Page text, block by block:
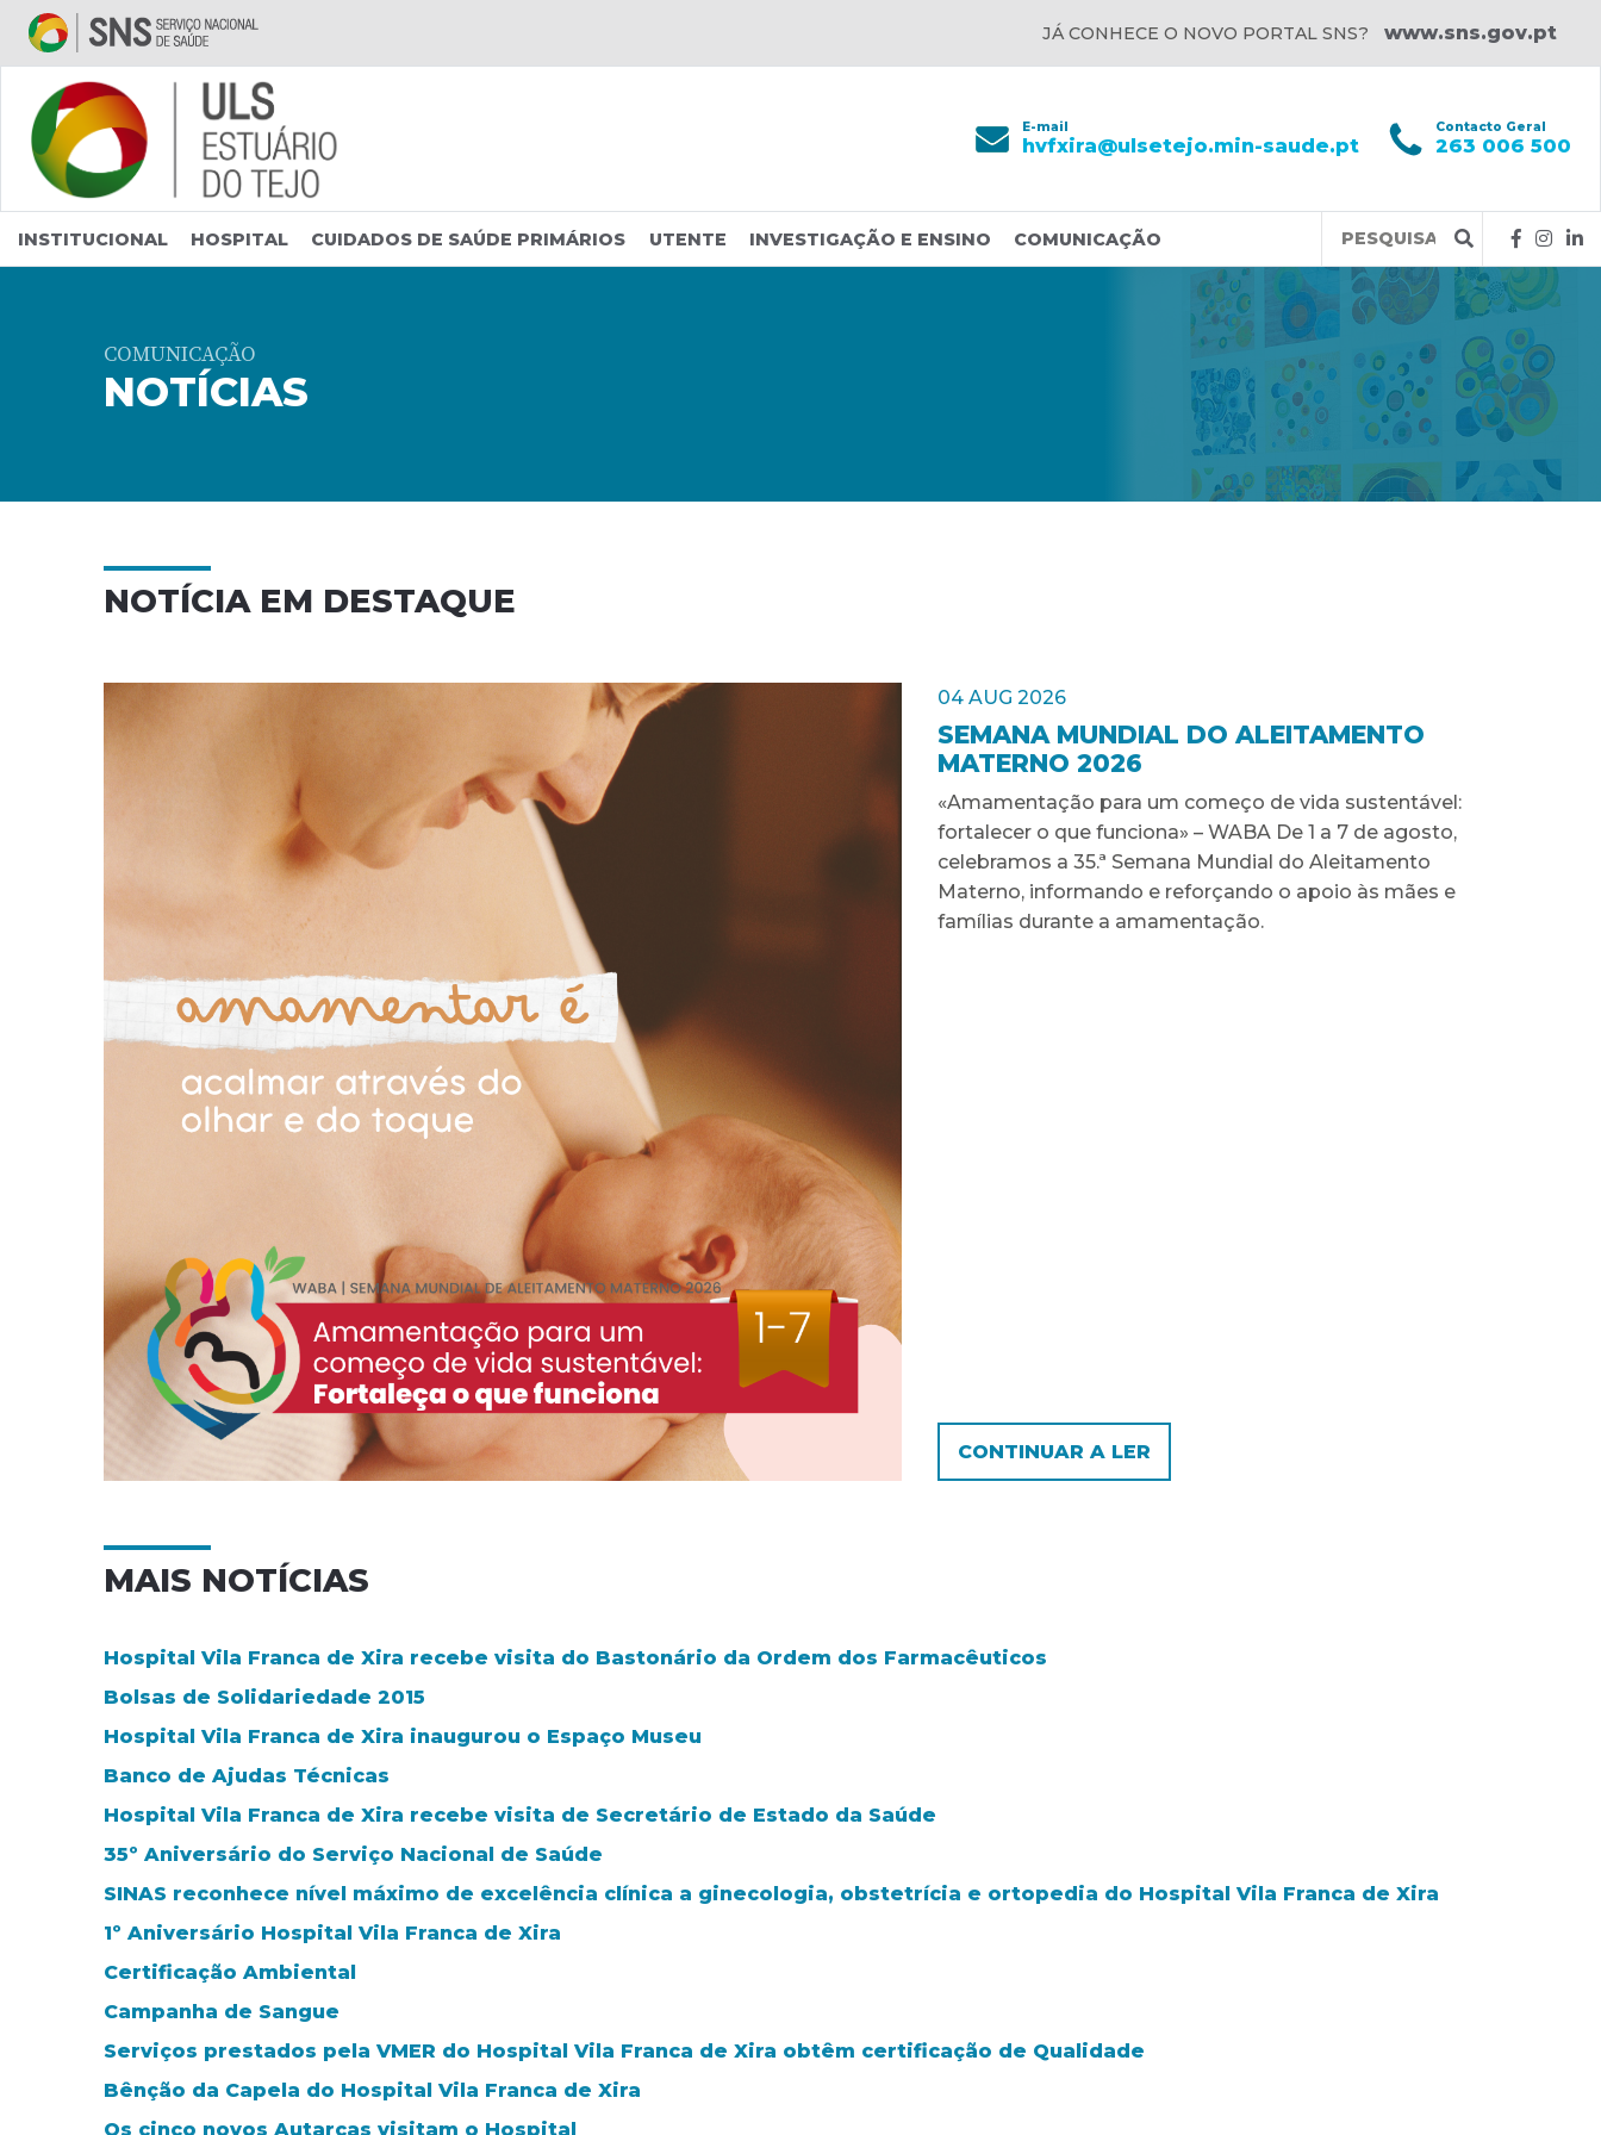
Saltar para conteúdo principal
JÁ CONHECE O NOVO PORTAL SNS? www.sns.gov.pt
E-mail
hvfxira@ulsetejo.min-saude.pt
Contacto Geral
263 006 500
INSTITUCIONAL HOSPITAL CUIDADOS DE SAÚDE PRIMÁRIOS UTENTE INVESTIGAÇÃO E ENSINO COMUNICAÇÃO
Query
COMUNICAÇÃO
NOTÍCIAS
NOTÍCIA EM DESTAQUE
04 AUG 2026
SEMANA MUNDIAL DO ALEITAMENTO
MATERNO 2026
«Amamentação para um começo de vida sustentável:
fortalecer o que funciona» – WABA De 1 a 7 de agosto,
celebramos a 35.ª Semana Mundial do Aleitamento
Materno, informando e reforçando o apoio às mães e
famílias durante a amamentação.
CONTINUAR A LER
MAIS NOTÍCIAS
Hospital Vila Franca de Xira recebe visita do Bastonário da Ordem dos Farmacêuticos
Bolsas de Solidariedade 2015
Hospital Vila Franca de Xira inaugurou o Espaço Museu
Banco de Ajudas Técnicas
Hospital Vila Franca de Xira recebe visita de Secretário de Estado da Saúde
35º Aniversário do Serviço Nacional de Saúde
SINAS reconhece nível máximo de excelência clínica a ginecologia, obstetrícia e ortopedia do Hospital Vila Franca de Xira
1º Aniversário Hospital Vila Franca de Xira
Certificação Ambiental
Campanha de Sangue
Serviços prestados pela VMER do Hospital Vila Franca de Xira obtêm certificação de Qualidade
Bênção da Capela do Hospital Vila Franca de Xira
Os cinco novos Autarcas visitam o Hospital